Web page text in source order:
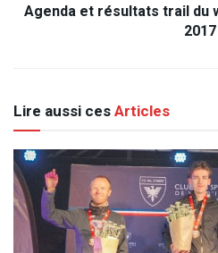
Agenda et résultats trail du
2017
Lire aussi cesArticles